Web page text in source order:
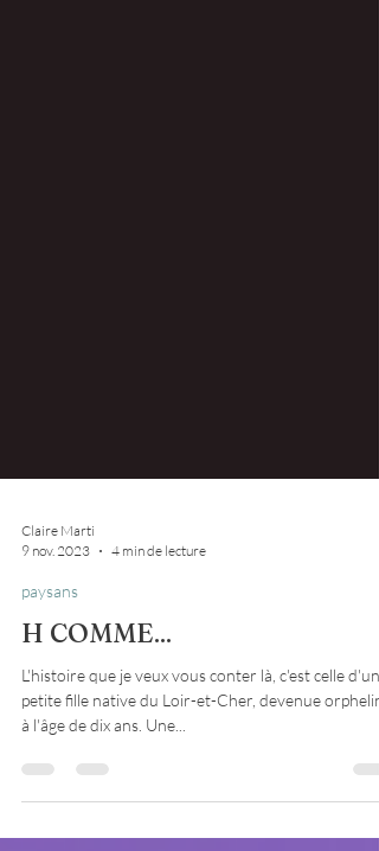
9 nov. 2023
paysans
H COMME...
L'histoire que je veux vous conter là, c'est celle d'une
petite fille native du Loir-et-Cher, devenue
à l'âge de dix ans. Une...